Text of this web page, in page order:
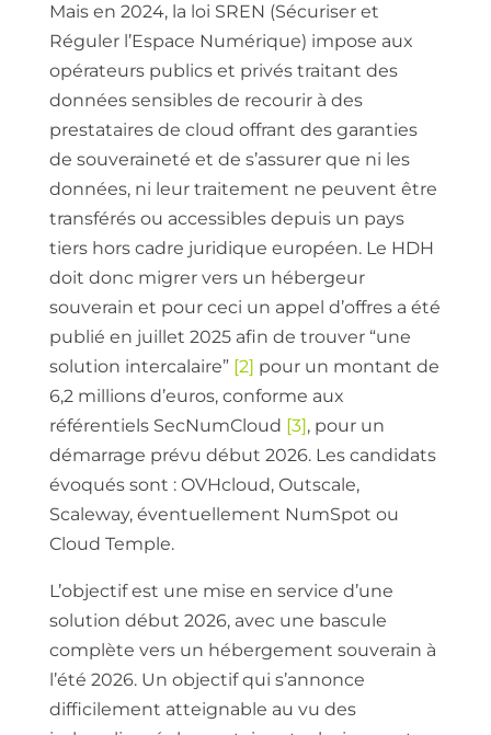
Mais en 2024, la loi SREN (Sécuriser et
Réguler l’Espace Numérique) impose aux
opérateurs publics et privés traitant des
données sensibles de recourir à des
prestataires de cloud offrant des garanties
de souveraineté et de s’assurer que ni les
données, ni leur traitement ne peuvent être
transférés ou accessibles depuis un pays
tiers hors cadre juridique européen. Le HDH
doit donc migrer vers un hébergeur
souverain et pour ceci un appel d’offres a été
publié en juillet 2025 afin de trouver “une
solution intercalaire” [2] pour un montant de
6,2 millions d’euros, conforme aux
référentiels SecNumCloud [3] , pour un
démarrage prévu début 2026. Les candidats
évoqués sont : OVHcloud, Outscale,
Scaleway, éventuellement NumSpot ou
Cloud Temple.
L’objectif est une mise en service d’une
solution début 2026, avec une bascule
complète vers un hébergement souverain à
l’été 2026. Un objectif qui s’annonce
difficilement atteignable au vu des